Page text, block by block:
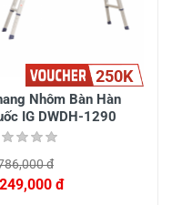
250K
Nhôm Bàn Hàn
IG DWDH-1290
đ
đ